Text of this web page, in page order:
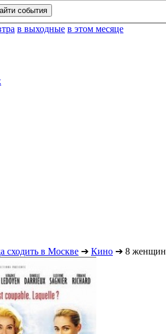
в выходные в этом месяце
в Москве ➔ Кино ➔ 8 женщин